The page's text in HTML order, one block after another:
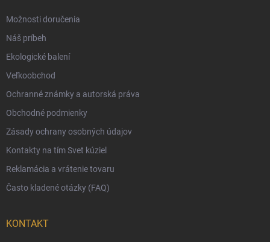
Darčekový radca 🎁
Moja objednávka
Reklamácia a vrátenie tovaru
Vernostný program
Veľkoobchod
Ekologické balenie objednávok
Obchodné podmienky
Zásady ochrany osobných údajov
Možnosti doručenia
Náš príbeh
Ekologické balení
Veľkoobchod
Ochranné známky a autorská práva
Obchodné podmienky
Zásady ochrany osobných údajov
Kontakty na tím Svet kúziel
Reklamácia a vrátenie tovaru
Často kladené otázky (FAQ)
KONTAKT